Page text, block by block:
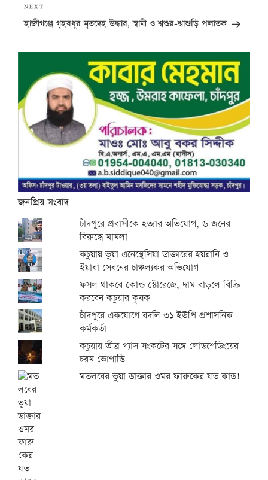
Next
Post
NEXT
হাজীগঞ্জে গৃহবধুর মৃতদেহ উদ্ধার, স্বামী ও শ্বশুর-শ্বাশুড়ি পলাতক
জনপ্রিয় সংবাদ
চাঁদপুরে প্রবাসীকে হত্যার অভিযোগ, ৬ জনের
বিরুদ্ধে মামলা
কচুয়ায় ভুয়া এনেস্থেসিয়া ডাক্তারের হয়রানি ও
ইয়াবা সেবনের চাঞ্চল্যকর অভিযোগ
ফসল থাকবে কোল্ড স্টোরেজে, দাম বাড়লে বিক্রি
করবেন কচুয়ার কৃষক
চাঁদপুরে একযোগে বদলি ৩১ ইউপি প্রশাসনিক
কর্মকর্তা
কচুয়ায় তীব্র গ্যাস সংকটের সঙ্গে লোডশেডিংয়ের
চরম ভোগান্তি
মতলবের ভুয়া ডাক্তার ওমর ফারুকের যত কান্ড!